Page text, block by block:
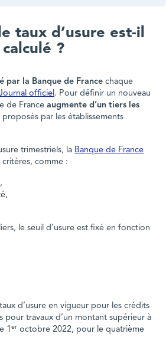
taux d’usure est-il
calculé ?
par la Banque de France chaque
officiel . Pour définir un nouveau
de France augmente d’un tiers les
proposés par les établissements
trimestriels, la Banque de France
critères, comme :
le seuil d’usure est fixé en fonction
d’usure en vigueur pour les crédits
pour travaux d’un montant supérieur à
1 er octobre 2022, pour le quatrième